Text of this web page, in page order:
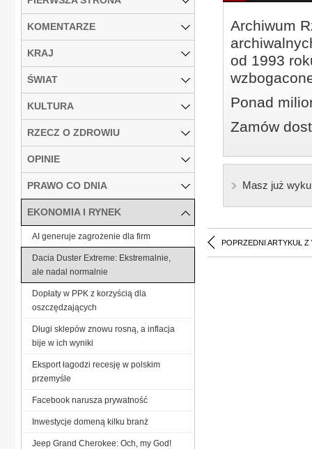
Archiwum
od 1993
Ponad
Zamów
Masz już
POPRZEDNI ARTYKUŁ Z
KOMENTARZE
KRAJ
ŚWIAT
KULTURA
RZECZ O ZDROWIU
OPINIE
PRAWO CO DNIA
EKONOMIA I RYNEK
AI generuje zagrożenie dla firm
Dacia Duster Extreme: Ekstremalnie,
ale nadal normalnie
Dopłaty w PPK z korzyścią dla
oszczędzających
Długi sklepów znowu rosną, a inflacja
bije w ich wyniki
Eksport łagodzi recesję w polskim
przemyśle
Facebook narusza prywatność
Inwestycje domeną kilku branż
Jeep Grand Cherokee: Och, my God!